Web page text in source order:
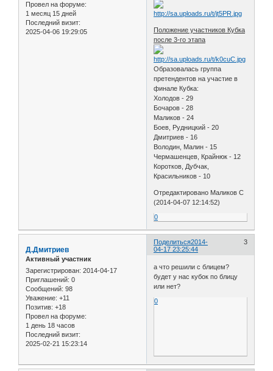
Провел на форуме:
1 месяц 15 дней
Последний визит:
2025-04-06 19:29:05
Положение участников Кубка
после 3-го этапа
Образовалась группа
претендентов на участие в
финале Кубка:
Холодов - 29
Бочаров - 28
Маликов - 24
Боев, Рудницкий - 20
Дмитриев - 16
Володин, Малин - 15
Чермашенцев, Крайнюк - 12
Коротков, Дубчак,
Красильников - 10
Отредактировано Маликов С
(2014-04-07 12:14:52)
0
Поделиться 3
2014-
04-17 23:25:44
Д.Дмитриев
Активный участник
Зарегистрирован: 2014-04-17
Приглашений: 0
Сообщений: 98
Уважение: +11
Позитив: +18
Провел на форуме:
1 день 18 часов
Последний визит:
2025-02-21 15:23:14
а что решили с блицем?
будет у нас кубок по блицу
или нет?
0